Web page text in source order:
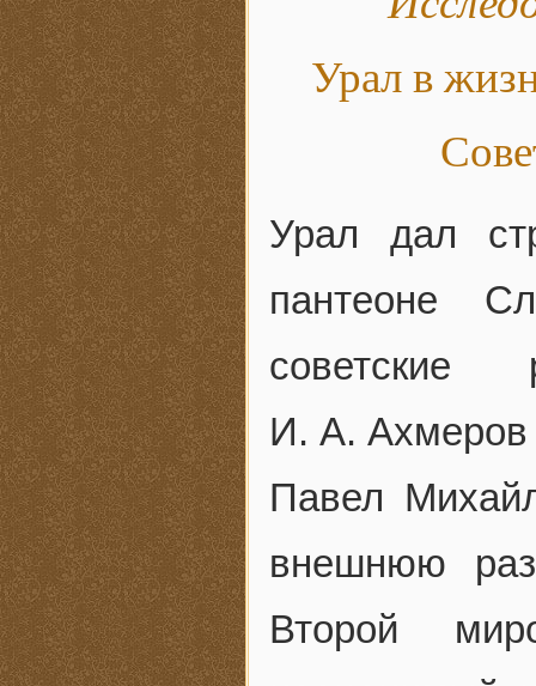
Урал в
Урал дал
пантеоне
И. А. Ахмеров
Павел
внешнюю
Второй